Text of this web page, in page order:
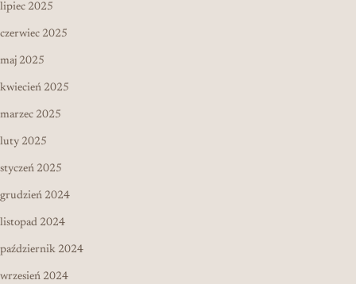
lipiec 2025
czerwiec 2025
maj 2025
kwiecień 2025
marzec 2025
luty 2025
styczeń 2025
grudzień 2024
listopad 2024
październik 2024
wrzesień 2024